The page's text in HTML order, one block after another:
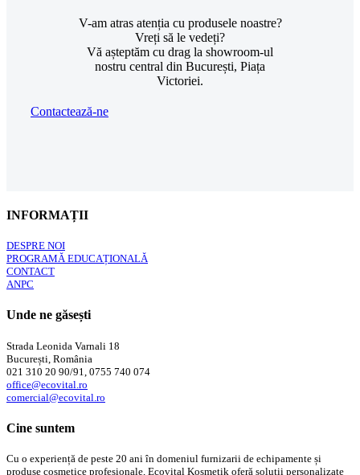
V-am atras atenția cu produsele noastre?
Vreți să le vedeți?
Vă așteptăm cu drag la showroom-ul
nostru central din București, Piața
Victoriei.
Contactează-ne
INFORMAȚII
DESPRE NOI
PROGRAMĂ EDUCAȚIONALĂ
CONTACT
ANPC
Unde ne găsești
Strada Leonida Varnali 18
București, România
021 310 20 90/91, 0755 740 074
office@ecovital.ro
comercial@ecovital.ro
Cine suntem
Cu o experiență de peste 20 ani în domeniul furnizarii de echipamente și
produse cosmetice profesionale, Ecovital Kosmetik oferă soluții personalizate